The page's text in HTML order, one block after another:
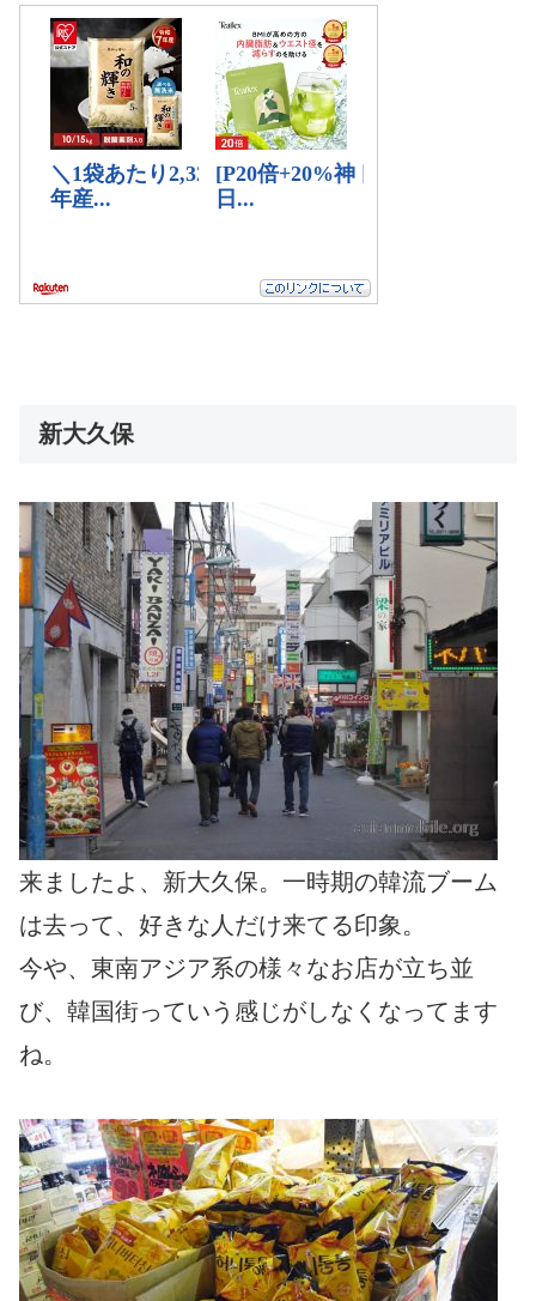
新大久保
来ましたよ、新大久保。一時期の韓流ブーム
は去って、好きな人だけ来てる印象。
今や、東南アジア系の様々なお店が立ち並
び、韓国街っていう感じがしなくなってます
ね。